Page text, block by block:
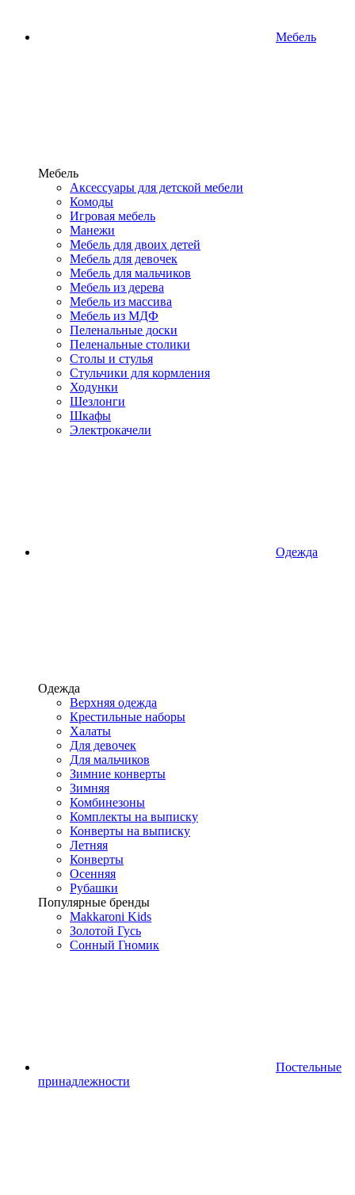
Мебель
Мебель
Аксессуары для детской мебели
Комоды
Игровая мебель
Манежи
Мебель для двоих детей
Мебель для девочек
Мебель для мальчиков
Мебель из дерева
Мебель из массива
Мебель из МДФ
Пеленальные доски
Пеленальные столики
Столы и стулья
Стульчики для кормления
Ходунки
Шезлонги
Шкафы
Электрокачели
Одежда
Одежда
Верхняя одежда
Крестильные наборы
Халаты
Для девочек
Для мальчиков
Зимние конверты
Зимняя
Комбинезоны
Комплекты на выписку
Конверты на выписку
Летняя
Конверты
Осенняя
Рубашки
Популярные бренды
Makkaroni Kids
Золотой Гусь
Сонный Гномик
Постельные
принадлежности